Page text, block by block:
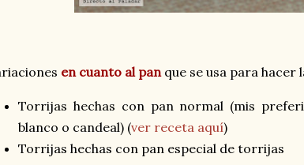
en cuanto al panque se usa para hacer
Torrijas hechas con pan normal (mis
blanco o candeal) (ver receta aquí)
Torrijas hechas con pan especial de torrijas